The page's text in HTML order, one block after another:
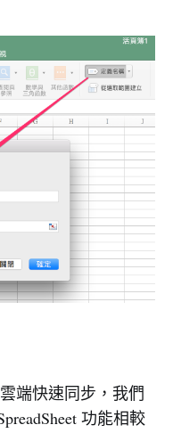
端快速同步，我們
功能相較